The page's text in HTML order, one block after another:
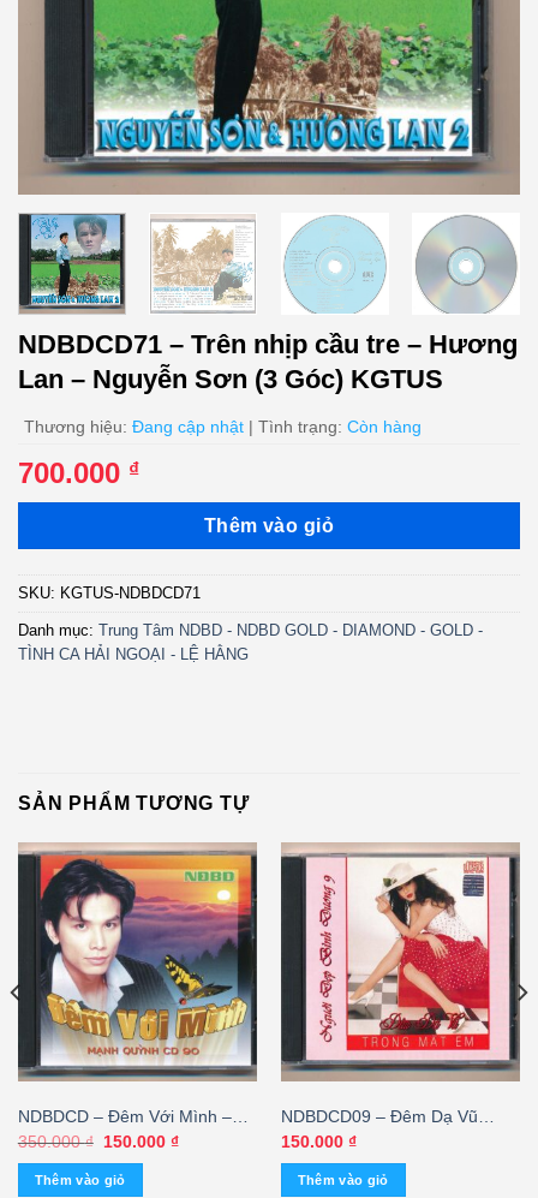
NDBDCD71 – Trên nhịp cầu tre – Hương
Lan – Nguyễn Sơn (3 Góc) KGTUS
Thương hiệu: Đang cập nhật | Tình trạng: Còn hàng
700.000 ₫
Thêm vào giỏ
SKU: KGTUS-NDBDCD71
Danh mục: Trung Tâm NDBD - NDBD GOLD - DIAMOND - GOLD -
TÌNH CA HẢI NGOẠI - LỆ HẰNG
SẢN PHẨM TƯƠNG TỰ
NDBDCD – Đêm Với Mình –
Mạnh Quỳnh 90 (KHÔNG BÌA
GỐC)
350.000₫
Giá
là:
350.000 ₫.
150.000 ₫Giá
Thêm vào giỏ
NDBDCD09 – Đêm Dạ Vũ
Trong Mắt Em
150.000 ₫
Thêm vào giỏ